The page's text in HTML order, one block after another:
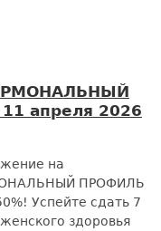
апреля 2026
на
ПРОФИЛЬ
Успейте сдать 7
здоровья